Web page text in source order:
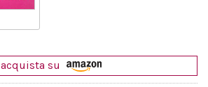
acquista su